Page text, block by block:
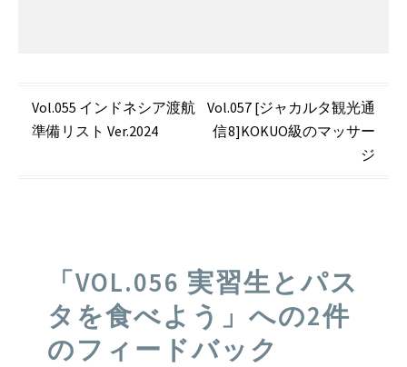
投
稿
シ
ョ
Vol.055 インドネシア渡航
準備リスト Ver.2024
Vol.057 [ジャカルタ観光通
信8]KOKUO級のマッサー
ジ
「VOL.056 実習生とパス
タを食べよう 」への2件
のフィードバック